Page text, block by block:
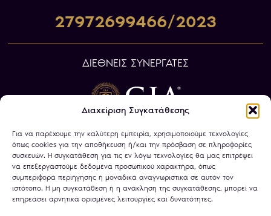
Διαχείριση Συγκατάθεσης
Για να παρέχουμε την καλύτερη εμπειρία, χρησιμοποιούμε τεχνολογίες
όπως cookies για την αποθήκευση ή/και την πρόσβαση σε πληροφορίες
συσκευών. Η συγκατάθεση για τις εν λόγω τεχνολογίες θα μας επιτρέψει
να επεξεργαστούμε δεδομένα προσωπικού χαρακτήρα, όπως
συμπεριφορά περιήγησης ή μοναδικά αναγνωριστικά σε αυτόν τον
ιστότοπο. Η μη συγκατάθεση ή η ανάκληση της συγκατάθεσης, μπορεί να
επηρεάσει αρνητικά ορισμένες λειτουργίες και δυνατότητες.
27972699466/2023
ΔΙΕΘΝΕΙΣ ΣΥΝΕΡΓΑΤΕΣ